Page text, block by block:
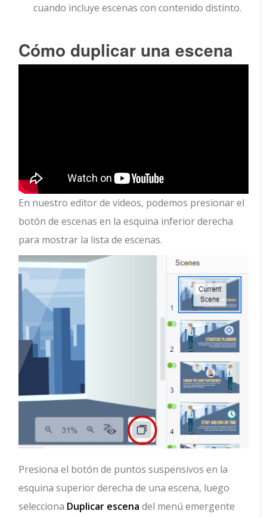
cuando incluye escenas con contenido distinto.
Cómo duplicar una escena
En nuestro editor de videos, podemos presionar el
botón de escenas en la esquina inferior derecha
para mostrar la lista de escenas.
Presiona el botón de puntos suspensivos en la
esquina superior derecha de una escena, luego
selecciona Duplicar escena del menú emergente